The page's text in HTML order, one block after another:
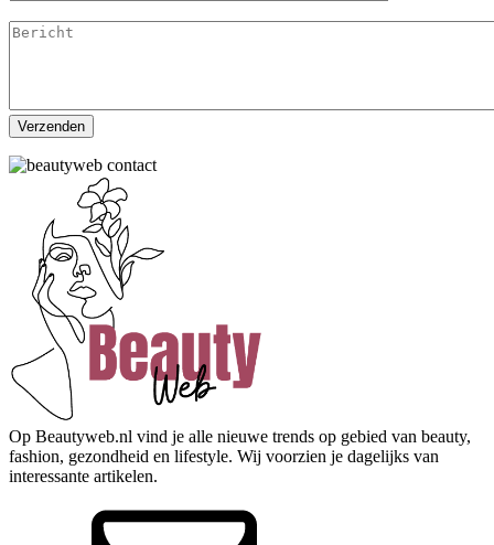
Op Beautyweb.nl vind je alle nieuwe trends op gebied van beauty,
fashion, gezondheid en lifestyle. Wij voorzien je dagelijks van
interessante artikelen.